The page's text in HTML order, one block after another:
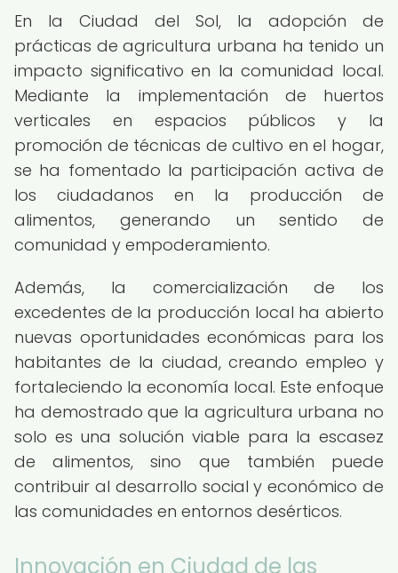
En la Ciudad del Sol, la adopción de
prácticas de agricultura urbana ha tenido un
impacto significativo en la comunidad local.
Mediante la implementación de huertos
verticales en espacios públicos y la
promoción de técnicas de cultivo en el hogar,
se ha fomentado la participación activa de
los ciudadanos en la producción de
alimentos, generando un sentido de
comunidad y empoderamiento.
Además, la comercialización de los
excedentes de la producción local ha abierto
nuevas oportunidades económicas para los
habitantes de la ciudad, creando empleo y
fortaleciendo la economía local. Este enfoque
ha demostrado que la agricultura urbana no
solo es una solución viable para la escasez
de alimentos, sino que también puede
contribuir al desarrollo social y económico de
las comunidades en entornos desérticos.
Innovación en Ciudad de las